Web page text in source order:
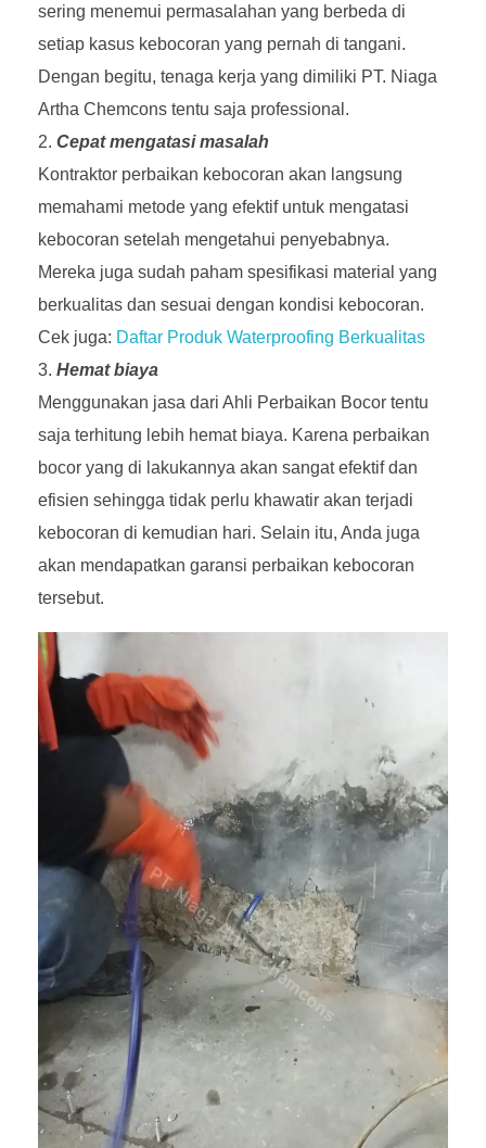
sering menemui permasalahan yang berbeda di
setiap kasus kebocoran yang pernah di tangani.
Dengan begitu, tenaga kerja yang dimiliki PT. Niaga
Artha Chemcons tentu saja professional.
Cepat mengatasi masalah
Kontraktor perbaikan kebocoran akan langsung
memahami metode yang efektif untuk mengatasi
kebocoran setelah mengetahui penyebabnya.
Mereka juga sudah paham spesifikasi material yang
berkualitas dan sesuai dengan kondisi kebocoran.
Cek juga: Daftar Produk Waterproofing Berkualitas
Hemat biaya
Menggunakan jasa dari Ahli Perbaikan Bocor tentu
saja terhitung lebih hemat biaya. Karena perbaikan
bocor yang di lakukannya akan sangat efektif dan
efisien sehingga tidak perlu khawatir akan terjadi
kebocoran di kemudian hari. Selain itu, Anda juga
akan mendapatkan garansi perbaikan kebocoran
tersebut.